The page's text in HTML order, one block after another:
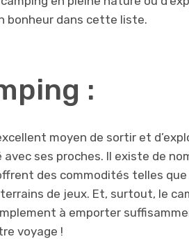
bonheur dans cette liste.
:
moyen de sortir et
ses proches. Il existe de
des commodités telles
de jeux. Et, surtout, le
à emporter
voyage !